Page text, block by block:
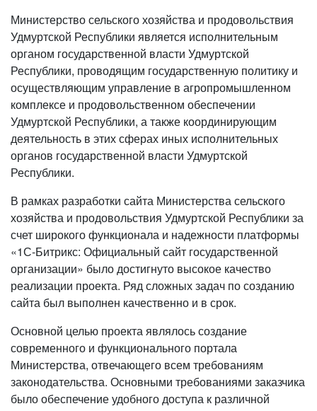
Министерство сельского хозяйства и продовольствия
Удмуртской Республики является исполнительным
органом государственной власти Удмуртской
Республики, проводящим государственную политику и
осуществляющим управление в агропромышленном
комплексе и продовольственном обеспечении
Удмуртской Республики, а также координирующим
деятельность в этих сферах иных исполнительных
органов государственной власти Удмуртской
Республики.
В рамках разработки сайта Министерства сельского
хозяйства и продовольствия Удмуртской Республики за
счет широкого функционала и надежности платформы
«1С-Битрикс: Официальный сайт государственной
организации» было достигнуто высокое качество
реализации проекта. Ряд сложных задач по созданию
сайта был выполнен качественно и в срок.
Основной целью проекта являлось создание
современного и функционального портала
Министерства, отвечающего всем требованиям
законодательства. Основными требованиями заказчика
было обеспечение удобного доступа к различной